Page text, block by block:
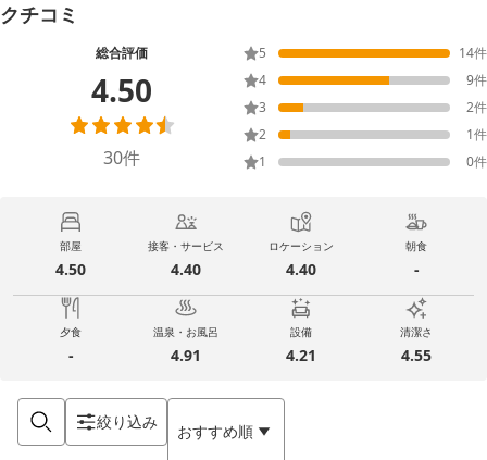
クチコミ
総合評価
4.50
30件
5 14件
4
9件
3
2件
2
1件
1
0件
部屋
4.50
接客・サービス
4.40
ロケーション
4.40
朝食
-
夕食
-
温泉・お風呂
4.91
設備
4.21
清潔さ
4.55
絞り込み おすすめ順